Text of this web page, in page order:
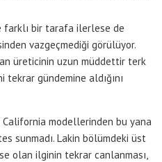
farklı bir tarafa ilerlese de
vazgeçmediği görülüyor.
üreticinin uzun müddettir terk
gündemine aldığını
California modellerinden bu yana
sunmadı. Lakin bölümdeki üst
olan ilginin tekrar canlanması,